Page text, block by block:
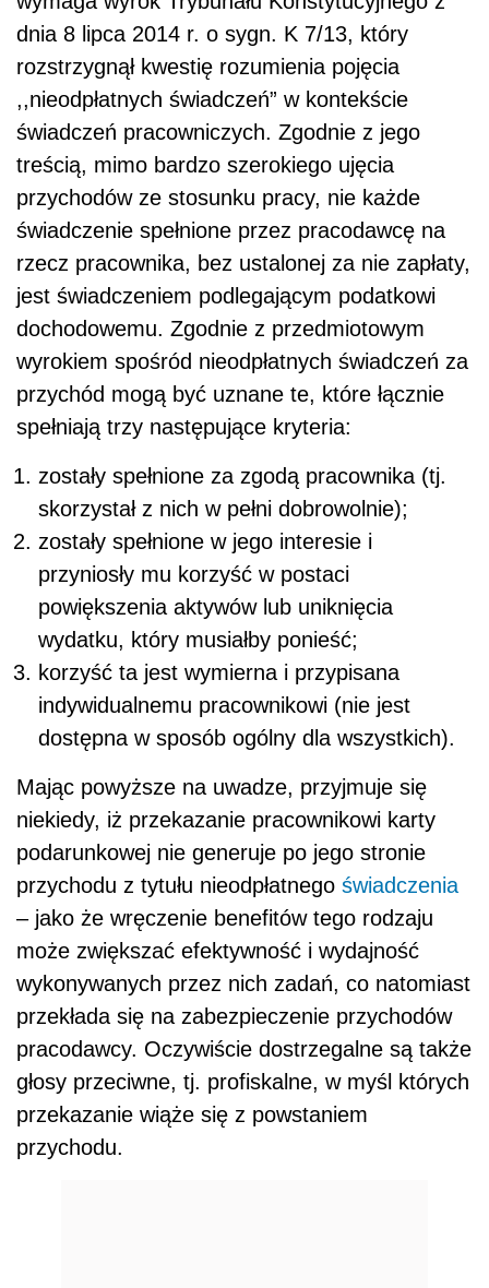
dnia 8 lipca 2014 r. o sygn. K 7/13, który
rozstrzygnął kwestię rozumienia pojęcia
,,nieodpłatnych świadczeń” w kontekście
świadczeń pracowniczych. Zgodnie z jego
treścią, mimo bardzo szerokiego ujęcia
przychodów ze stosunku pracy, nie każde
świadczenie spełnione przez pracodawcę na
rzecz pracownika, bez ustalonej za nie zapłaty,
jest świadczeniem podlegającym podatkowi
dochodowemu. Zgodnie z przedmiotowym
wyrokiem spośród nieodpłatnych świadczeń za
przychód mogą być uznane te, które łącznie
spełniają trzy następujące kryteria:
zostały spełnione za zgodą pracownika (tj.
skorzystał z nich w pełni dobrowolnie);
zostały spełnione w jego interesie i
przyniosły mu korzyść w postaci
powiększenia aktywów lub uniknięcia
wydatku, który musiałby ponieść;
korzyść ta jest wymierna i przypisana
indywidualnemu pracownikowi (nie jest
dostępna w sposób ogólny dla wszystkich).
Mając powyższe na uwadze, przyjmuje się
niekiedy, iż przekazanie pracownikowi karty
podarunkowej nie generuje po jego stronie
przychodu z tytułu nieodpłatnego świadczenia
– jako że wręczenie benefitów tego rodzaju
może zwiększać efektywność i wydajność
wykonywanych przez nich zadań, co natomiast
przekłada się na zabezpieczenie przychodów
pracodawcy. Oczywiście dostrzegalne są także
głosy przeciwne, tj. profiskalne, w myśl których
przekazanie wiąże się z powstaniem
przychodu.